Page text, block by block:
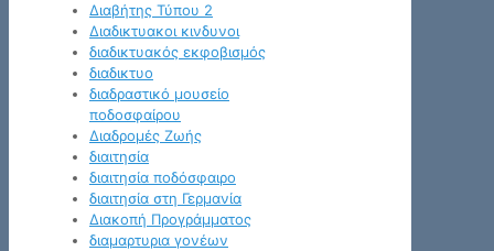
Διαβήτης Τύπου 2
Διαδικτυακοι κινδυνοι
διαδικτυακός εκφοβισμός
διαδικτυο
διαδραστικό μουσείο
ποδοσφαίρου
Διαδρομές Ζωής
διαιτησία
διαιτησία ποδόσφαιρο
διαιτησία στη Γερμανία
Διακοπή Προγράμματος
διαμαρτυρια γονέων